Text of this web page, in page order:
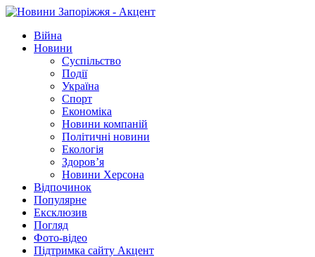
Війна
Новини
Суспільство
Події
Україна
Спорт
Економіка
Новини компаній
Політичні новини
Екологія
Здоров’я
Новини Херсона
Відпочинок
Популярне
Ексклюзив
Погляд
Фото-відео
Підтримка сайту Акцент